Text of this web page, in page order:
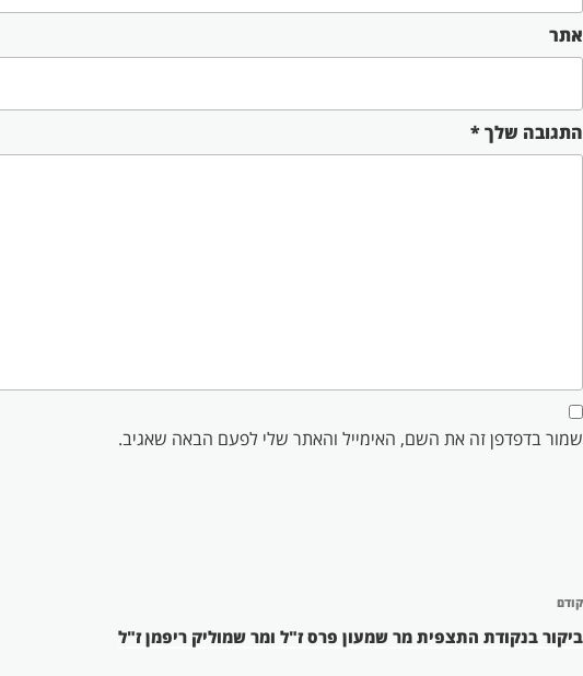
אתר
התגובה שלך*
שמור בדפדפן זה את השם, האימייל והאתר שלי לפעם הבאה שאגיב.
ניווט
הפוסט
הקודם
קודם
ביקור בנקודת התצפית מר שמעון פרס ז"ל ומר שמוליק ריפמן ז"ל